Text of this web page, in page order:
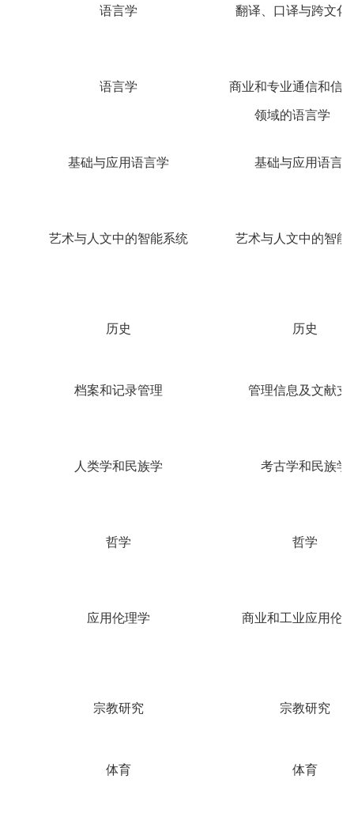
语言学 翻译、口译与跨文化
语言学 商业和专业通信和信
领域的语言学
基础与应用语言学 基础与应用语言
艺术与人文中的智能系统 艺术与人文中的智能
历史 历史
档案和记录管理 管理信息及文献支
人类学和民族学 考古学和民族学
哲学 哲学
应用伦理学 商业和工业应用伦
宗教研究 宗教研究
体育 体育